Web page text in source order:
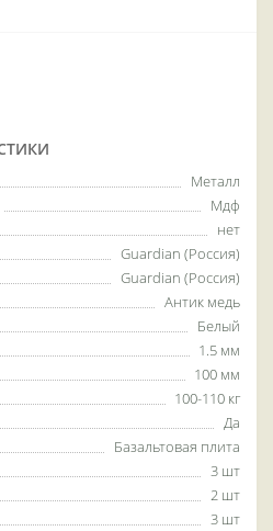
Металл
Мдф
нет
Guardian (Россия)
Guardian (Россия)
Антик медь
Белый
1.5 мм
100 мм
100-110 кг
Да
Базальтовая плита
3 шт
2 шт
3 шт